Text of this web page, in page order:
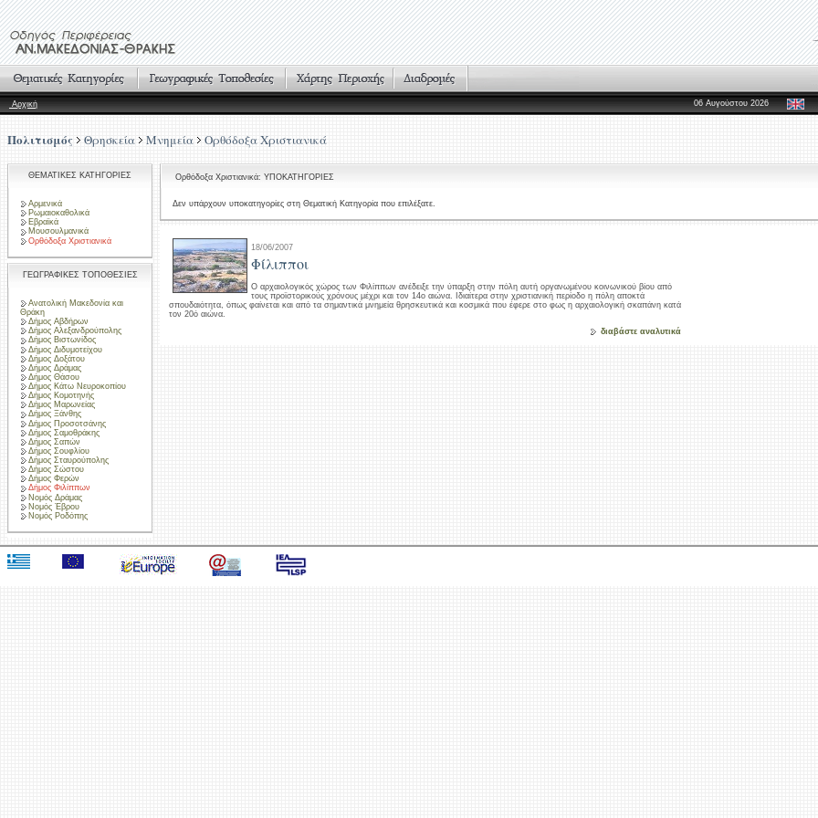
Αρχική 06 Αυγούστου 2026
Πολιτισμός Θρησκεία Μνημεία Ορθόδοξα Χριστιανικά
ΘΕΜΑΤΙΚΕΣ ΚΑΤΗΓΟΡΙΕΣ
Αρμενικά
Ρωμαιοκαθολικά
Εβραϊκά
Μουσουλμανικά
Ορθόδοξα Χριστιανικά
ΓΕΩΓΡΑΦΙΚΕΣ ΤΟΠΟΘΕΣΙΕΣ
Ανατολική Μακεδονία και
Θράκη
Δήμος Αβδήρων
Δήμος Αλεξανδρούπολης
Δήμος Βιστωνίδος
Δήμος Διδυμοτείχου
Δήμος Δοξάτου
Δήμος Δράμας
Δήμος Θάσου
Δήμος Κάτω Νευροκοπίου
Δήμος Κομοτηνής
Δήμος Μαρωνείας
Δήμος Ξάνθης
Δήμος Προσοτσάνης
Δήμος Σαμοθράκης
Δήμος Σαπών
Δήμος Σουφλίου
Δήμος Σταυρούπολης
Δήμος Σώστου
Δήμος Φερών
Δήμος Φιλίππων
Νομός Δράμας
Νομός Έβρου
Νομός Ροδόπης
Ορθόδοξα Χριστιανικά: ΥΠΟΚΑΤΗΓΟΡΙΕΣ
Δεν υπάρχουν υποκατηγορίες στη Θεματική Κατηγορία που επιλέξατε.
18/06/2007
Φίλιπποι
Ο αρχαιολογικός χώρος των Φιλίππων ανέδειξε την ύπαρξη στην πόλη αυτή οργανωμένου κοινωνικού βίου από
τους προϊστορικούς χρόνους μέχρι και τον 14ο αιώνα. Ιδιαίτερα στην χριστιανική περίοδο η πόλη αποκτά
σπουδαιότητα, όπως φαίνεται και από τα σημαντικά μνημεία θρησκευτικά και κοσμικά που έφερε στο φως η αρχαιολογική σκαπάνη κατά
τον 20ό αιώνα.
διαβάστε αναλυτικά